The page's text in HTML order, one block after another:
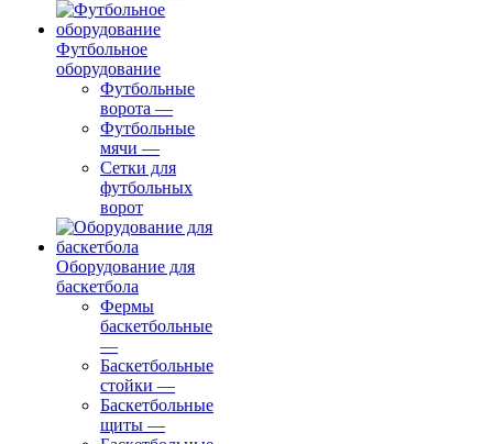
Футбольное
оборудование
Футбольные
ворота —
Футбольные
мячи —
Сетки для
футбольных
ворот
Оборудование для
баскетбола
Фермы
баскетбольные
—
Баскетбольные
стойки —
Баскетбольные
щиты —